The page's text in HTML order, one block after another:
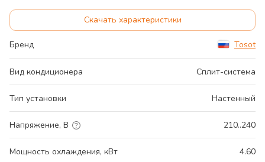
Скачать характеристики
Бренд Tosot
Вид кондиционера Сплит-система
Тип установки Настенный
Напряжение, В 210..240
Мощность охлаждения, кВт 4.60